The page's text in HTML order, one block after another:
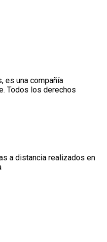
es una compañía
Todos los derechos
a distancia realizados en